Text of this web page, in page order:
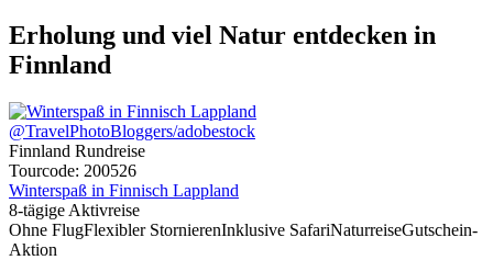
Erholung und viel Natur entdecken in
Finnland
Finnland Rundreise
Tourcode: 200526
Winterspaß in Finnisch Lappland
8-tägige Aktivreise
Ohne FlugFlexibler StornierenInklusive SafariNaturreiseGutschein-
Aktion